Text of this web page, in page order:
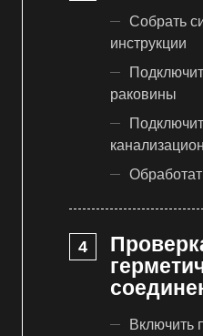
Собрать
инструкции
раковины
Включить